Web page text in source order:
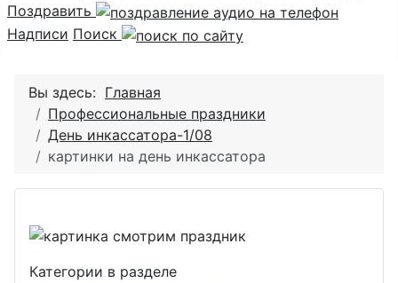
Поздравить
Надписи Поиск
Вы здесь: Главная
Профессиональные праздники
День инкассатора-1/08
картинки на день инкассатора
Категории в разделе